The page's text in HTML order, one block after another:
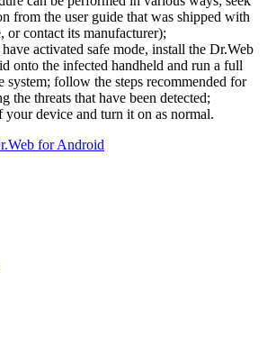
from the user guide that was shipped with
or contact its manufacturer);
activated safe mode, install the Dr.Web
onto the infected handheld and run a full
system; follow the steps recommended for
the threats that have been detected;
your device and turn it on as normal.
for Android